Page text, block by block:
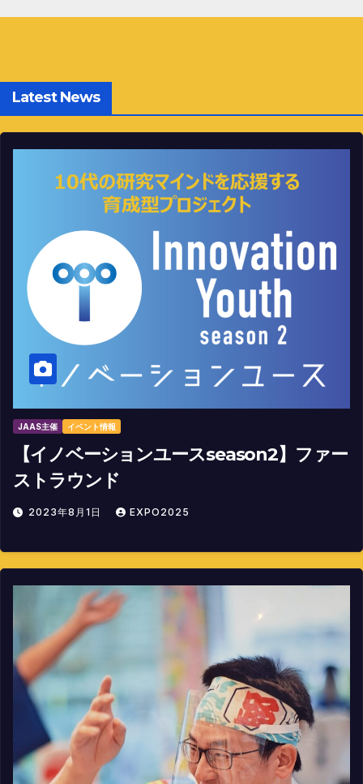
ー
ョ
ン
Latest News
JAAS主催 イベント情報
【イノベーションユースseason2】ファー
ストラウンド
2023年8月1日 EXPO2025